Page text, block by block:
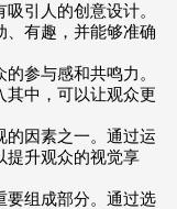
引人的创意设计。
、有趣，并能够准确
参与感和共鸣力。
其中，可以让观众更
的因素之一。通过运
提升观众的视觉享
要组成部分。通过选